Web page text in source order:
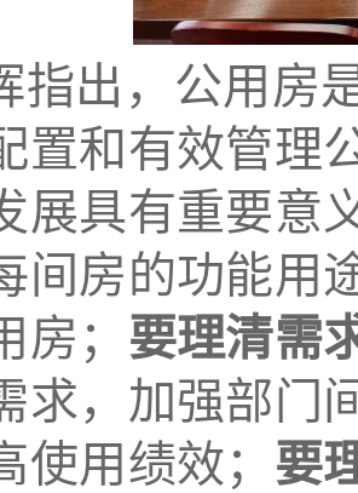
指出，公用房
置和有效管理
展具有重要意
间房的功能用
； 要理清需
求，加强部门
使用绩效； 要